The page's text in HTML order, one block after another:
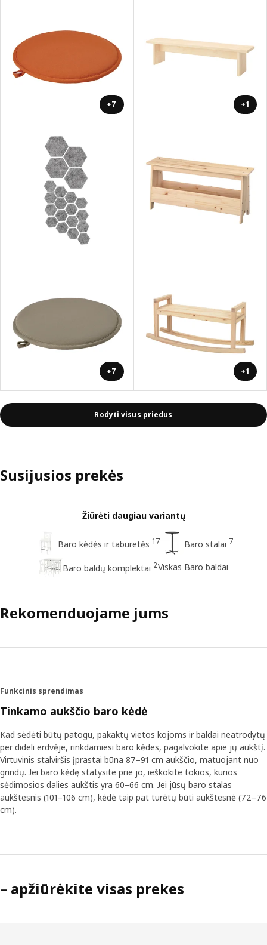
+7 +1
+7 +1
Rodyti visus priedus
Susijusios prekės
Žiūrėti daugiau variantų
Baro kėdės ir taburetės 17 Baro stalai 7
Baro baldų komplektai 2Viskas Baro baldai
Rekomenduojame jums
Funkcinis sprendimas
Tinkamo aukščio baro kėdė
Kad sėdėti būtų patogu, pakaktų vietos kojoms ir baldai neatrodytų
per dideli erdvėje, rinkdamiesi baro kėdes, pagalvokite apie jų aukštį.
Virtuvinis stalviršis įprastai būna 87–91 cm aukščio, matuojant nuo
grindų. Jei baro kėdę statysite prie jo, ieškokite tokios, kurios
sėdimosios dalies aukštis yra 60–66 cm. Jei jūsų baro stalas
aukštesnis (101–106 cm), kėdė taip pat turėtų būti aukštesnė (72–76
cm).
– apžiūrėkite visas prekes